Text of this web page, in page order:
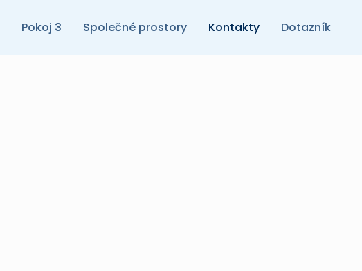
Pokoj 3 Společné prostory Kontakty Dotazník